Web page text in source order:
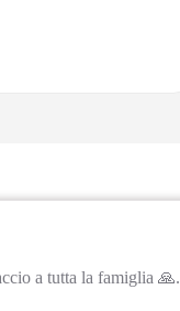
a tutta la famiglia 🙏.